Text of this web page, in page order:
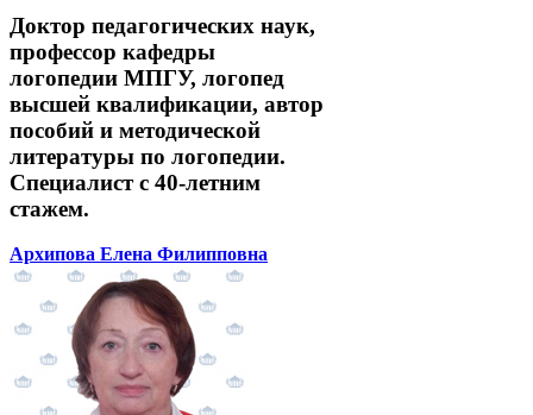
Доктор педагогических наук,
профессор кафедры
логопедии МПГУ, логопед
высшей квалификации, автор
пособий и методической
литературы по логопедии.
Специалист с 40-летним
стажем.
Архипова Елена Филипповна